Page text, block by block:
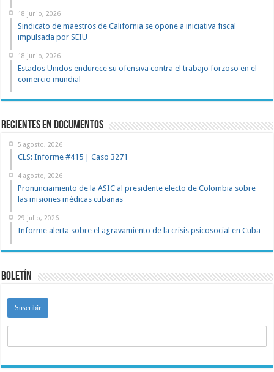
18 junio, 2026
Sindicato de maestros de California se opone a iniciativa fiscal
impulsada por SEIU
18 junio, 2026
Estados Unidos endurece su ofensiva contra el trabajo forzoso en el
comercio mundial
recientes en documentos
5 agosto, 2026
CLS: Informe #415 | Caso 3271
4 agosto, 2026
Pronunciamiento de la ASIC al presidente electo de Colombia sobre
las misiones médicas cubanas
29 julio, 2026
Informe alerta sobre el agravamiento de la crisis psicosocial en Cuba
Boletín